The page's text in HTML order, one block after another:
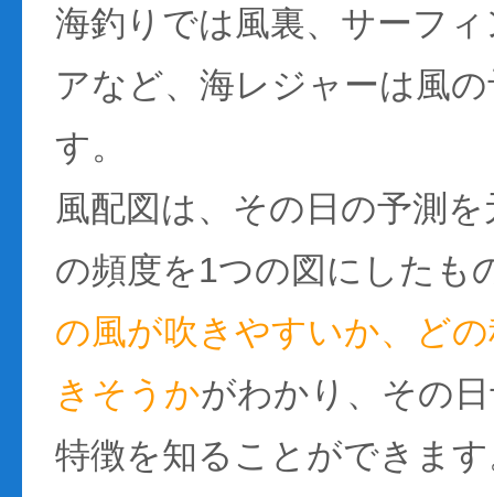
海釣りでは風裏、サーフ
アなど、海レジャーは風
す。
風配図は、その日の予測
の頻度を1つの図にしたも
の風が吹きやすいか、ど
きそうかがわかり、その
特徴を知ることができま